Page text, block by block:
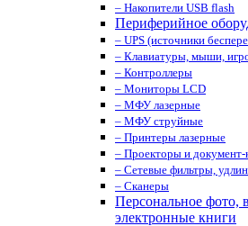
– Накопители USB flash
Периферийное
– UPS (источники
– Клавиатуры, мыши,
– Контроллеры
– Мониторы LCD
– МФУ лазерные
– МФУ струйные
– Принтеры лазерные
– Проекторы и
– Сетевые фильтры,
– Сканеры
Персональное фото,
электронные книги